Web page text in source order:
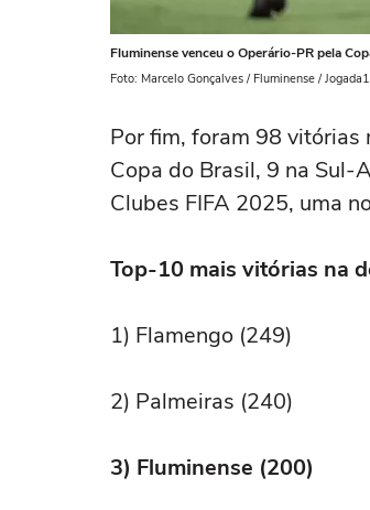
Fluminense venceu o Operário-PR pela
Foto: Marcelo Gonçalves / Fluminense /
Por fim, foram 98 vitórias
Copa do Brasil, 9 na Sul-
Clubes FIFA 2025, uma
Top-10 mais vitórias na
1) Flamengo (249)
2) Palmeiras (240)
3) Fluminense (200)